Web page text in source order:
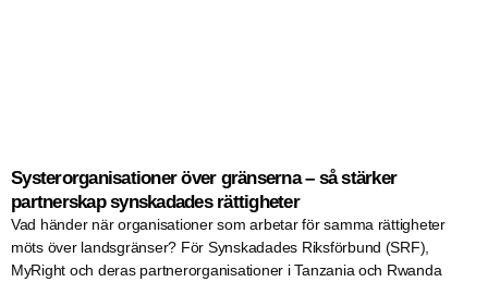
Systerorganisationer över gränserna – så stärker
partnerskap synskadades rättigheter
Vad händer när organisationer som arbetar för samma rättigheter
möts över landsgränser? För Synskadades Riksförbund (SRF),
MyRight och deras partnerorganisationer i Tanzania och Rwanda